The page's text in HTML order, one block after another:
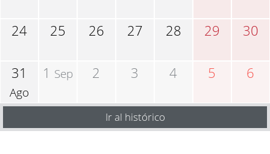
24 25 26 27 28 29 30
31
Ago
1 Sep 2 3 4 5 6
Ir al histórico